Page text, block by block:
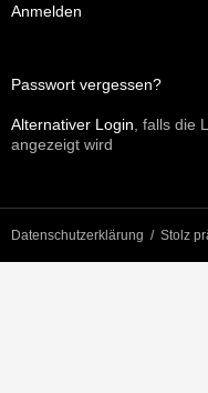
Anmelden
Passwort vergessen?
Alternativer Login , falls die
angezeigt wird
Datenschutzerklärung Stolz